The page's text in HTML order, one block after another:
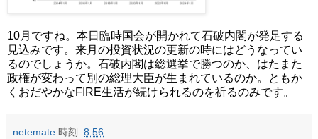
10月ですね。本日臨時国会が開かれて石破内閣が発足する
見込みです。来月の投資状況の更新の時にはどうなってい
るのでしょうか。石破内閣は総選挙で勝つのか、はたまた
政権が変わって別の総理大臣が生まれているのか。ともか
くおだやかなFIRE生活が続けられるのを祈るのみです。
netemate 時刻: 8:56